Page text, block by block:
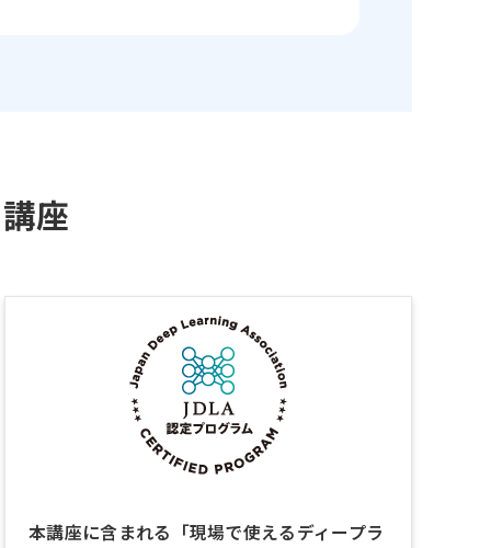
座
本講座に含まれる「現場で使えるディープラ